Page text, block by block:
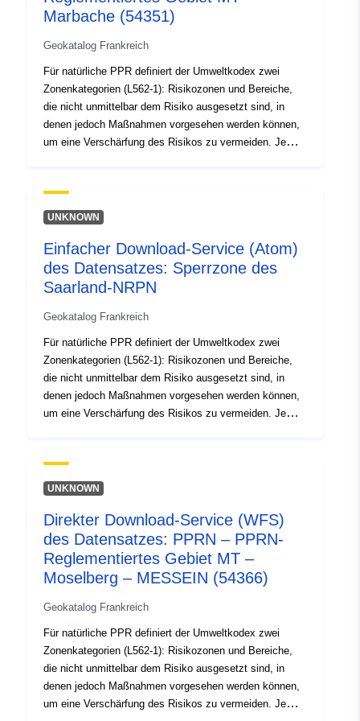
http://inspire.ec.europa.eu/
codelist/SpatialDataServiceType/
Marbache (54351)
Geokatalog Frankreich
Für natürliche PPR definiert der Umweltkodex zwei
Zonenkategorien (L562-1): Risikozonen und Bereiche,
die nicht unmittelbar dem Risiko ausgesetzt sind, in
denen jedoch Maßnahmen vorgesehen werden können,
um eine Verschärfung des Risikos zu vermeiden. Je
Arten von Gebieten unterschieden: 1-
„Bauverbotsgebiete“, sogenannte „rote Zonen“, wenn die
Bauverbot ist; 2- „verschreibungspflichtige Gebiete“, so
genannte „blaue Gebiete“, wenn die Gefahrenstufe
durchschnittlich ist und für die Projekte Anforderungen
3. Gebiete, die nicht unmittelbar dem Risiko ausgesetzt
sind, in denen aber land-, forst-, handels-,
kaufmännische oder industrielle Betriebe durch Bauten,
Bauwerke, Anlagen oder landwirtschaftliche,
forstwirtschaftliche, gewerbliche oder industrielle
Betriebe Risiken verschärfen oder neue verursachen
Kategorie gilt nur für natürliche PPR.
UNKNOWN
Einfacher Download-Service (Atom)
des Datensatzes: Sperrzone des
Saarland-NRPN
Geokatalog Frankreich
Für natürliche PPR definiert der Umweltkodex zwei
Zonenkategorien (L562-1): Risikozonen und Bereiche,
die nicht unmittelbar dem Risiko ausgesetzt sind, in
denen jedoch Maßnahmen vorgesehen werden können,
um eine Verschärfung des Risikos zu vermeiden. Je
Arten von Gebieten unterschieden: 1-
„Bauverbotsgebiete“, sogenannte „rote Zonen“, wenn die
Bauverbot ist; 2- „verschreibungspflichtige Gebiete“, so
genannte „blaue Gebiete“, wenn die Gefahrenstufe
durchschnittlich ist und für die Projekte Anforderungen
gelten, die auf die Art des Problems zugeschnitten sind;
3. Gebiete, die nicht unmittelbar dem Risiko ausgesetzt
sind, in denen aber land-, forst-, handels-,
kaufmännische oder industrielle Betriebe durch Bauten,
Bauwerke, Anlagen oder landwirtschaftliche,
forstwirtschaftliche, gewerbliche oder industrielle
Betriebe Risiken verschärfen oder neue verursachen
könnten, die Verboten oder Vorschriften unterliegen (vgl.
UNKNOWN
Direkter Download-Service (WFS)
des Datensatzes: PPRN – PPRN-
Reglementiertes Gebiet MT –
Moselberg – MESSEIN (54366)
Geokatalog Frankreich
Für natürliche PPR definiert der Umweltkodex zwei
Zonenkategorien (L562-1): Risikozonen und Bereiche,
die nicht unmittelbar dem Risiko ausgesetzt sind, in
denen jedoch Maßnahmen vorgesehen werden können,
um eine Verschärfung des Risikos zu vermeiden. Je